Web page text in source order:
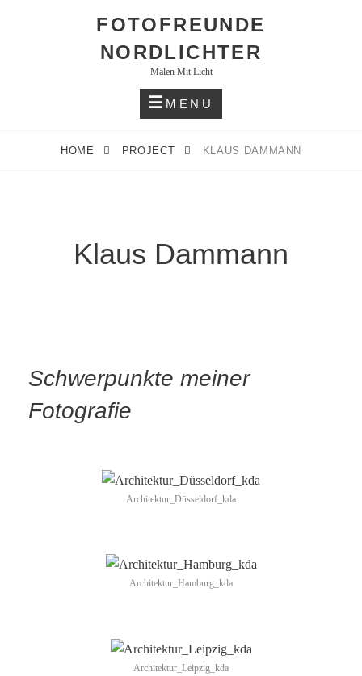
FOTOFREUNDE
NORDLICHTER
Malen Mit Licht
MENU
HOME PROJECT KLAUS DAMMANN
Klaus Dammann
Schwerpunkte meiner
Fotografie
Architektur_Düsseldorf_kda
Architektur_Hamburg_kda
Architektur_Leipzig_kda